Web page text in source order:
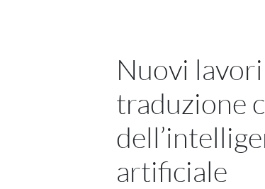
Nuovi
traduzione
artificiale